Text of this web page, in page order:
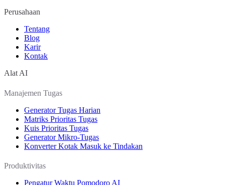
Perusahaan
Tentang
Blog
Karir
Kontak
Alat AI
Manajemen Tugas
Generator Tugas Harian
Matriks Prioritas Tugas
Kuis Prioritas Tugas
Generator Mikro-Tugas
Konverter Kotak Masuk ke Tindakan
Produktivitas
Pengatur Waktu Pomodoro AI